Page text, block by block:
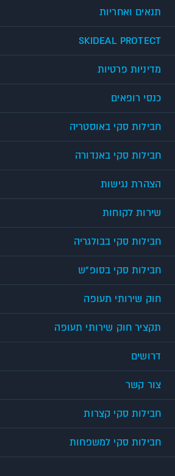
תנאים ואחריות
SKIDEAL PROTECT
מדיניות פרטיות
כנסי רופאים
חבילות סקי באוסטריה
חבילות סקי באנדורה
הצהרת נגישות
שירות לקוחות
חבילות סקי בבולגריה
חבילות סקי בסופ"ש
חוק שירותי תעופה
תקציר חוק שירותי תעופה
דרושים
צור קשר
חבילות סקי קצרות
חבילות סקי למשפחות